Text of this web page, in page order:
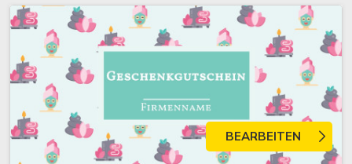
BEARBEITEN